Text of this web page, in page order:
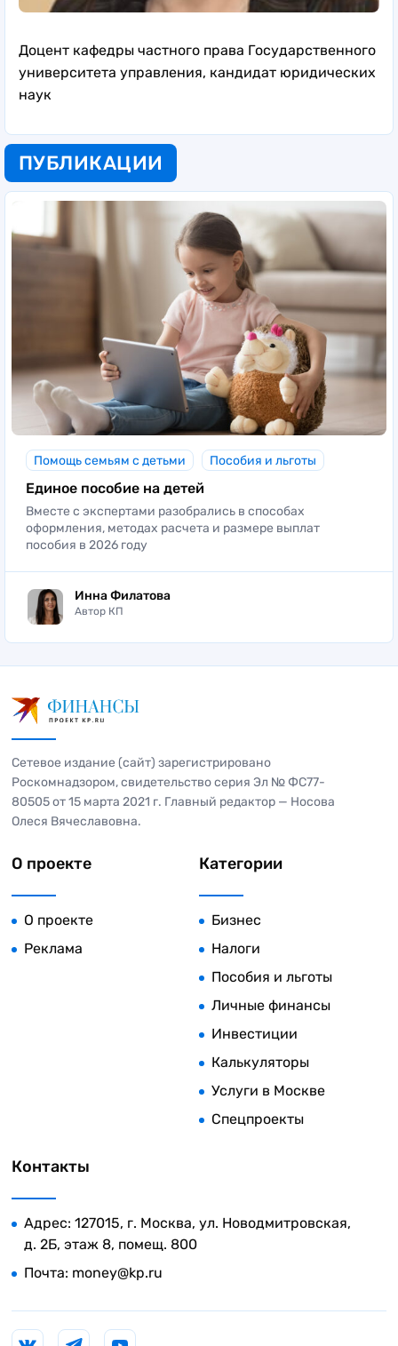
Доцент кафедры частного права Государственного
университета управления, кандидат юридических
наук
ПУБЛИКАЦИИ
Помощь семьям с детьми Пособия и льготы
Единое пособие на детей
Вместе с экспертами разобрались в способах
оформления, методах расчета и размере выплат
пособия в 2026 году
Инна Филатова
Автор КП
Сетевое издание (сайт) зарегистрировано
Роскомнадзором, свидетельство серия Эл № ФС77-
80505 от 15 марта 2021 г. Главный редактор — Носова
Олеся Вячеславовна.
О проекте
О проекте
Реклама
Категории
Бизнес
Налоги
Пособия и льготы
Личные финансы
Инвестиции
Калькуляторы
Услуги в Москве
Спецпроекты
Контакты
Адрес: 127015, г. Москва, ул. Новодмитровская,
д. 2Б, этаж 8, помещ. 800
Почта: money@kp.ru